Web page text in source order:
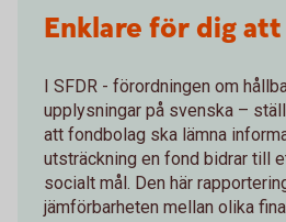
Enklare för dig
I SFDR - förordningen om
upplysningar på svenska –
att fondbolag ska lämna
utsträckning en fond bidrar till
socialt mål. Den här
jämförbarheten mellan olika